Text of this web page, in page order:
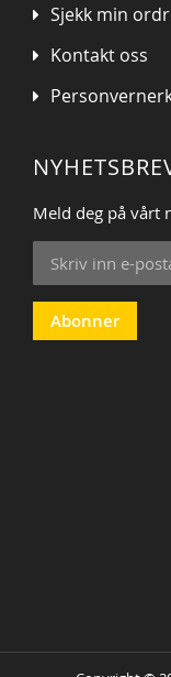
Sjekk min
Kontakt oss
Meld deg på vårt
Sign
Up
for
Our
Newsletter:
Abonner